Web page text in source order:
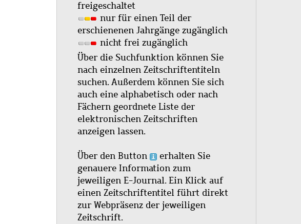
freigeschaltet
nur für einen Teil der
erschienenen Jahrgänge zugänglich
nicht frei zugänglich
Über die Suchfunktion können Sie
nach einzelnen Zeitschriftentiteln
suchen. Außerdem können Sie sich
auch eine alphabetisch oder nach
Fächern geordnete Liste der
elektronischen Zeitschriften
anzeigen lassen.
Über den Button
erhalten Sie
genauere Information zum
jeweiligen E-Journal. Ein Klick auf
einen Zeitschriftentitel führt direkt
zur Webpräsenz der jeweiligen
Zeitschrift.